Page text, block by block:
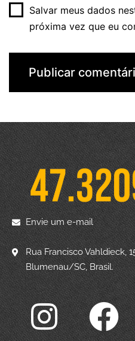
Salvar meus dados
próxima vez que eu
Envie um e-mail
Rua Francisco Vahldieck,
Blumenau/SC, Brasil.